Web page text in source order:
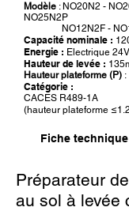
Modèle : NO20N2 -
NO25N2P
NO12N2F -
Capacité nominale :
Energie : Electrique 24V
Hauteur de levée :
Hauteur plateforme (P)
Catégorie :
CACES R489-1A
(hauteur plateforme
Fiche technique
Préparateur
au sol à levée